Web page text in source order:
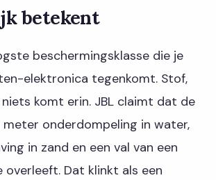
betekent
beschermingsklasse die je
elektronica tegenkomt. Stof,
komt erin. JBL claimt dat de
meter onderdompeling in water,
in zand en een val van een
Dat klinkt als een